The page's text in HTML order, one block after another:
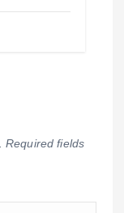
Required fields